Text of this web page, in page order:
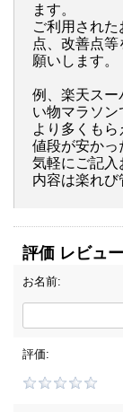
ます。
ご利用され
点、改善点
願いします。
例、楽天スー
い物マラソン
より多くも
値段が安かっ
気軽にご記入
内容は楽れび
評価 レビュ
お名前:
評価: